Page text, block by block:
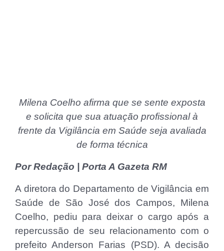
Milena Coelho afirma que se sente exposta
e solicita que sua atuação profissional à
frente da Vigilância em Saúde seja avaliada
de forma técnica
Por Redação | Porta A Gazeta RM
A diretora do Departamento de Vigilância em
Saúde de São José dos Campos, Milena
Coelho, pediu para deixar o cargo após a
repercussão de seu relacionamento com o
prefeito Anderson Farias (PSD). A decisão